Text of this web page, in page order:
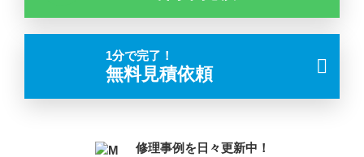
1分で完了！
無料見積依頼
修理事例を日々更新中！